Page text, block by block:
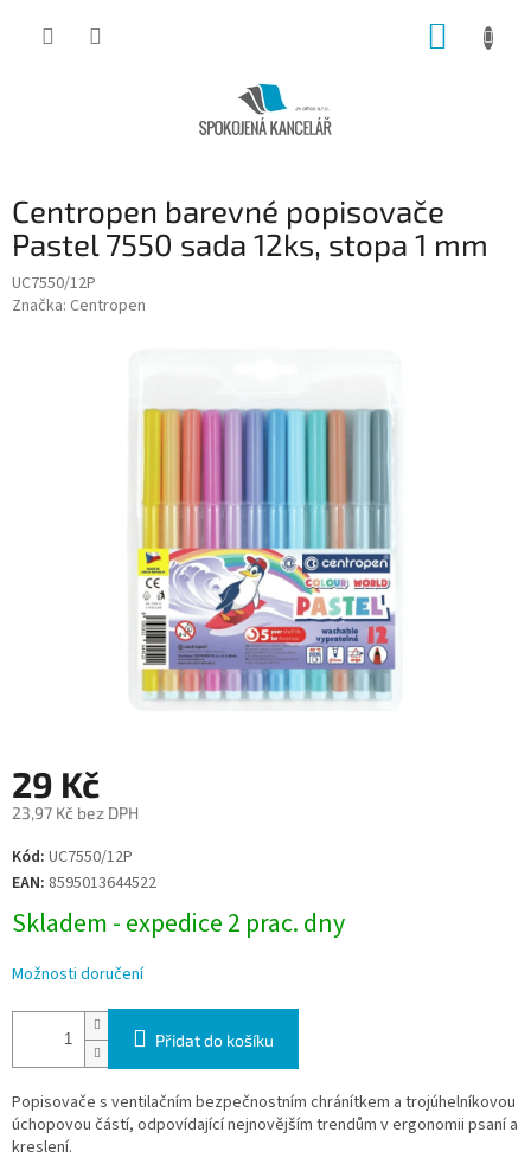
Centropen barevné popisovače
Pastel 7550 sada 12ks, stopa 1 mm
UC7550/12P
Značka: Centropen
29 Kč
23,97 Kč bez DPH
Měrná
cena:
Kód: UC7550/12P
EAN: 8595013644522
Skladem - expedice 2 prac. dny
Možnosti doručení
Přidat do košíku
Popisovače s ventilačním bezpečnostním chránítkem a trojúhelníkovou
úchopovou částí, odpovídající nejnovějším trendům v ergonomii psaní a
kreslení.